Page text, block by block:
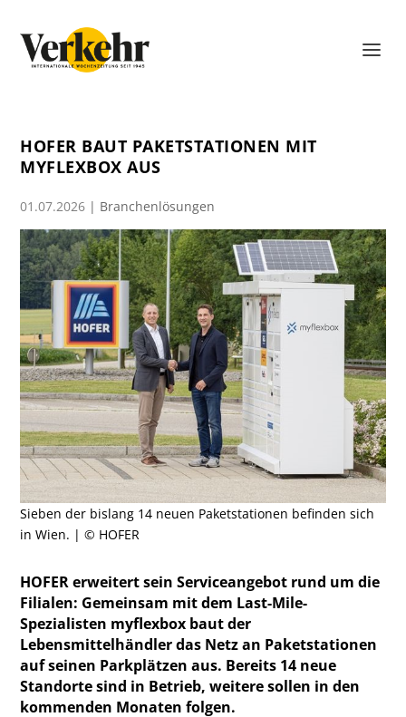
HOFER BAUT PAKETSTATIONEN MIT
MYFLEXBOX AUS
01.07.2026 | Branchenlösungen
Sieben der bislang 14 neuen Paketstationen befinden sich
in Wien. | © HOFER
HOFER erweitert sein Serviceangebot rund um die
Filialen: Gemeinsam mit dem Last-Mile-
Spezialisten myflexbox baut der
Lebensmittelhändler das Netz an Paketstationen
auf seinen Parkplätzen aus. Bereits 14 neue
Standorte sind in Betrieb, weitere sollen in den
kommenden Monaten folgen.